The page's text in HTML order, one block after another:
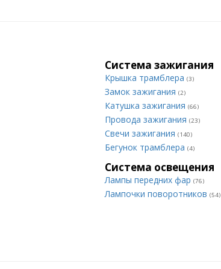
Система зажигания
Крышка трамблера (3)
Замок зажигания (2)
Катушка зажигания (66)
Провода зажигания (23)
Свечи зажигания (140)
Бегунок трамблера (4)
Система освещения
Лампы передних фар (76)
Лампочки поворотников (54)